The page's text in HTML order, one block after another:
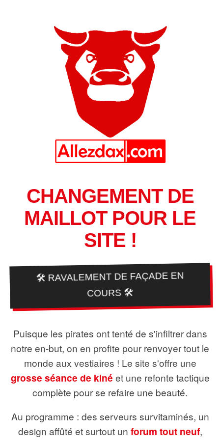
CHANGEMENT DE
MAILLOT POUR LE
SITE !
🛠️ RAVALEMENT DE FAÇADE EN
COURS 🛠️
Puisque les pirates ont tenté de s'infiltrer dans
notre en-but, on en profite pour renvoyer tout le
monde aux vestiaires ! Le site s'offre une
grosse séance de kiné et une refonte tactique
complète pour se refaire une beauté.
Au programme : des serveurs survitaminés, un
design affûté et surtout un forum tout neuf,